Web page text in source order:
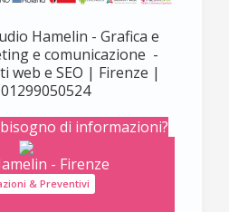
Hamelin - Grafica e
e comunicazione -
web e SEO | Firenze |
di informazioni?
- Firenze
& Preventivi